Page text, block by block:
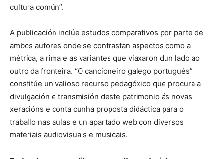
cultura común”.
A publicación inclúe estudos comparativos por parte de
ambos autores onde se contrastan aspectos como a
métrica, a rima e as variantes que viaxaron dun lado ao
outro da fronteira. “O cancioneiro galego portugués”
constitúe un valioso recurso pedagóxico que procura a
divulgación e transmisión deste patrimonio ás novas
xeracións e conta cunha proposta didáctica para o
traballo nas aulas e un apartado web con diversos
materiais audiovisuais e musicais.